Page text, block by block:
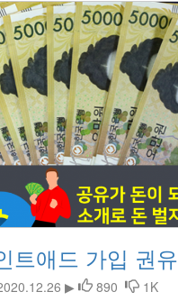
트애드 가입 권유
▶ 890
1K